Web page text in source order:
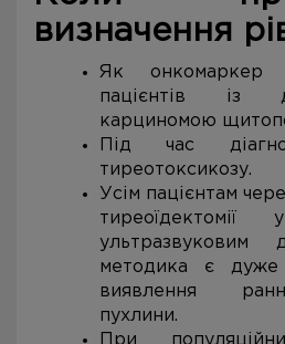
визначення
Як онкомаркер
пацієнтів із
карциномою
Під час
тиреотоксикозу.
Усім пацієнтам
ультразвуковим
методика є
виявлення
пухлини.
При